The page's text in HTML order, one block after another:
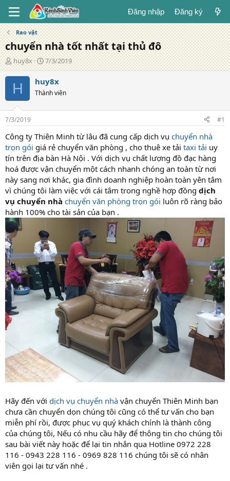
Đăng nhập Đăng ký
Rao vặt
chuyển nhà tốt nhất tại thủ đô
T
á
c
g
ả
huy8x
N
g
à
y
đ
g
7/3/2019
H huy8x
Thành viên
7/3/2019 #1
Công ty Thiên Minh từ lâu đã cung cấp dịch vụ chuyển nhà
trọn gói giá rẻ chuyển văn phòng , cho thuê xe tải taxi tải uy
tín trên địa bàn Hà Nội . Với dịch vụ chất lượng đồ đạc hàng
hoá được vận chuyển một cách nhanh chóng an toàn từ nơi
này sang nơi khác, gia đình doanh nghiệp hoàn toàn yên tâm
vì chúng tôi làm việc với cái tâm trong nghề hợp đồng dịch
vụ chuyển nhà chuyển văn phòng trọn gói luôn rõ ràng bảo
hành 100% cho tài sản của bạn .
Hãy đến với dịch vụ chuyển nhà vận chuyển Thiên Minh bạn
chưa cần chuyển dọn chúng tôi cũng có thể tư vấn cho bạn
miễn phí rồi, được phục vụ quý khách chính là thành công
của chúng tôi, Nếu có nhu cầu hãy để thông tin cho chúng tôi
sau bài viết này hoặc để lại tin nhắn qua Hotline 0972 228
116 - 0943 228 116 - 0969 828 116 chúng tôi sẽ có nhân
viên gọi lại tư vấn nhé .